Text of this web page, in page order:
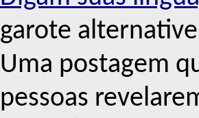
garote
Uma postagem
pessoas